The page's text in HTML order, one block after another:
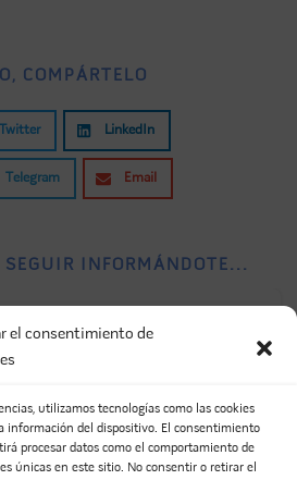
el consentimiento de
utilizamos tecnologías como las cookies
información del dispositivo. El consentimiento
procesar datos como el comportamiento de
únicas en este sitio. No consentir o retirar el
COMPÁRTELO
Twitter LinkedIn
Telegram Email
SEGUIR INFORMÁNDOTE...